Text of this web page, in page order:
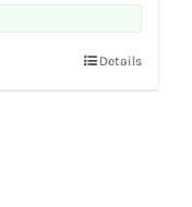
Details